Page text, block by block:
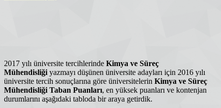
2017 yılı üniversite tercihlerinde Kimya ve Süreç
Mühendisliği yazmayı düşünen üniversite adayları için 2016 yılı
üniversite tercih sonuçlarına göre üniversitelerin Kimya ve Süreç
Mühendisliği Taban Puanları, en yüksek puanları ve kontenjan
durumlarını aşağıdaki tabloda bir araya getirdik.